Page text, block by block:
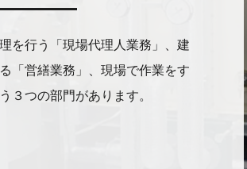
を行う「現場代理人業務」、建
「営繕業務」、現場で作業をす
３つの部門があります。